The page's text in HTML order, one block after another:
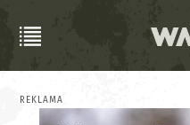
REKLAMA